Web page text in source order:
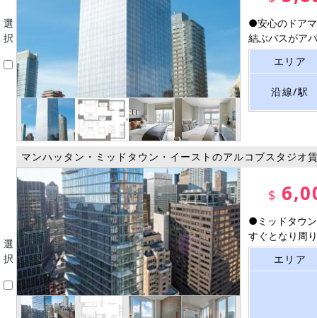
選
択
●安心のドア
結ぶバスがア
エリア
沿線/駅
選
択
マンハッタン・ミッドタウン・イーストのアルコブスタジオ
$
●ミッドタウ
すぐとなり周
エリア